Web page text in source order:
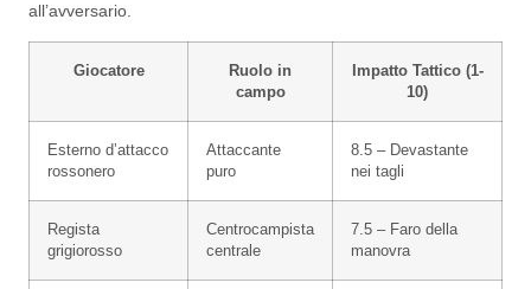
all’avversario.
Giocatore
Ruolo in
campo
Impatto Tattico (1-
10)
Esterno d’attacco
rossonero
Attaccante
puro
8.5 – Devastante
nei tagli
Regista
grigiorosso
Centrocampista
centrale
7.5 – Faro della
manovra